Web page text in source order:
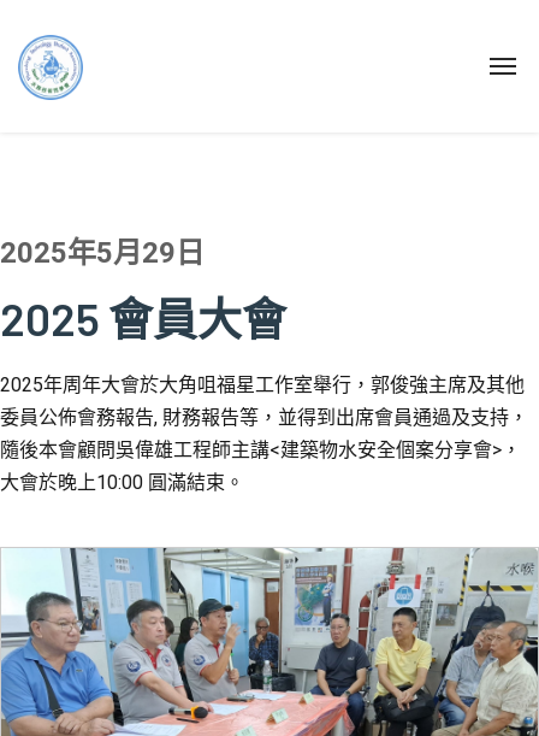
2025年5月29日
2025 會員大會
2025年周年大會於大角咀福星工作室舉行，郭俊強主席及其他
委員公佈會務報告, 財務報告等，並得到出席會員通過及支持，
隨後本會顧問吳偉雄工程師主講<建築物水安全個案分享會>，
大會於晚上10:00 圓滿結束。